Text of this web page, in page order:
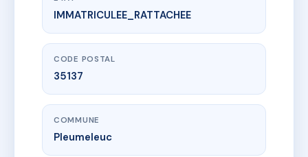
www.vme.plus/AB9264284
2 rue de Romillé
2 r de romille35137 Pleumeleuc
IMMATRICULEE_RATTACHEE
CODE POSTAL
35137
COMMUNE
Pleumeleuc